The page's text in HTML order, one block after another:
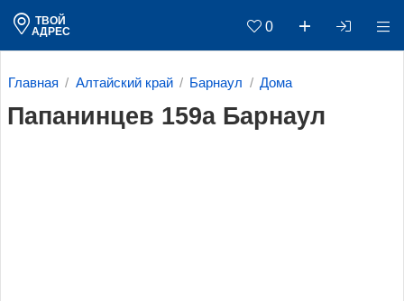
ТВОЙ
АДРЕС
0
Главная Алтайский край Барнаул Дома
Папанинцев 159а Барнаул